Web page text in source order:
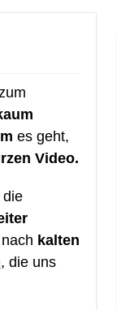
es geht,
Video.
die
kalten
, die uns